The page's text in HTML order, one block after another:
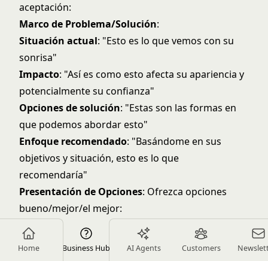
Home Business Hub AI Agents Customers
aceptación:
Marco de Problema/Solución:
Situación actual: "Esto es lo que vemos con su
sonrisa"
Impacto: "Así es como esto afecta su apariencia y
potencialmente su confianza"
Opciones de solución: "Estas son las formas en
que podemos abordar esto"
Enfoque recomendado: "Basándome en sus
objetivos y situación, esto es lo que
recomendaría"
Presentación de Opciones: Ofrezca opciones
bueno/mejor/el mejor:
Bueno
: Intervención mínima logrando mejora
básica